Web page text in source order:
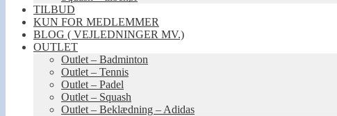
TILBUD
KUN FOR MEDLEMMER
BLOG ( VEJLEDNINGER MV.)
OUTLET
Outlet – Badminton
Outlet – Tennis
Outlet – Padel
Outlet – Squash
Outlet – Beklædning – Adidas